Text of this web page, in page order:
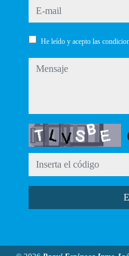
e-mail
He leído y acepto las
mensaje
Captcha